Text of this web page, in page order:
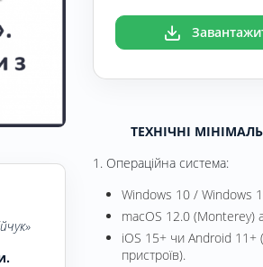
»
ТЕХНІЧНІ
1. Операційна система:
Windows 10 / Windows
macOS 12.0 (Monterey)
iOS 15+ чи Android 11+
пристроїв).